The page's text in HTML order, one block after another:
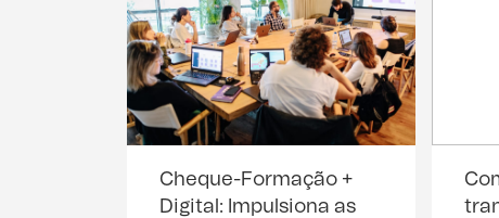
Cheque-Formação +
Digital: Impulsiona as